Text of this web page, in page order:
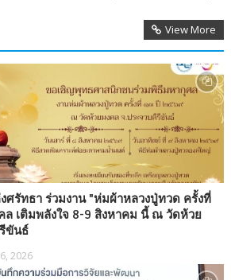
View More
รัทธา ร่วมงาน "ห่มผ้าหลวงปู่ทวด ครั้งที่
ล เติมพลังใจ 8-9 สิงหาคม นี้ ณ วัดห้วย
ขันธ์
2026